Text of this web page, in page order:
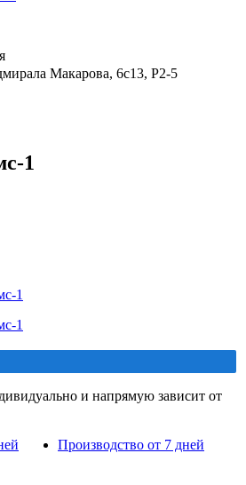
Макарова, 6с13, Р2-5
1
и напрямую зависит от
Производство от 7 дней